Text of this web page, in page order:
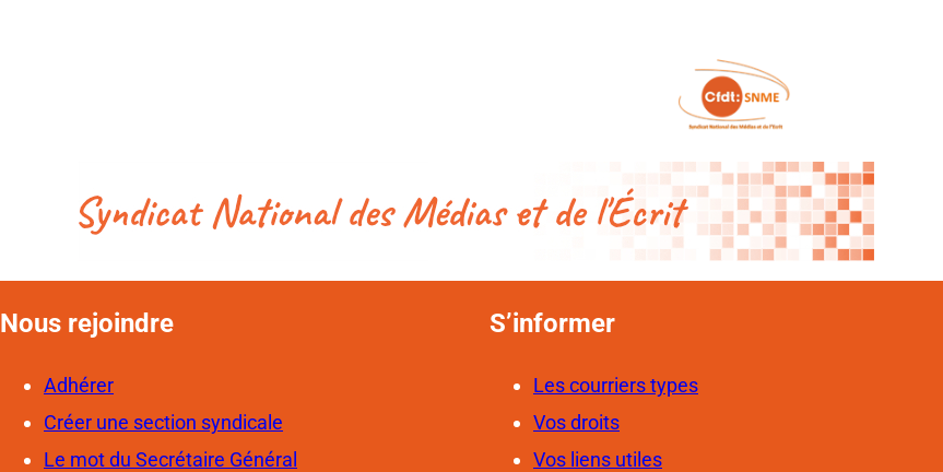
Nous rejoindre
Adhérer
Créer une section syndicale
Le mot du Secrétaire Général
S’informer
Les courriers types
Vos droits
Vos liens utiles